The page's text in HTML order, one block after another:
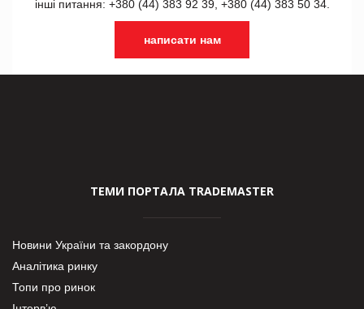
інші питання: +380 (44) 383 92 39, +380 (44) 383 50 34.
написати нам
ТЕМИ ПОРТАЛА TRADEMASTER
Новини України та закордону
Аналітика ринку
Топи про ринок